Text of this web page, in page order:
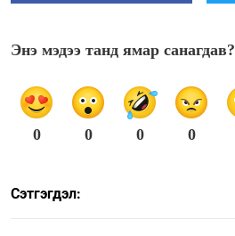
Энэ мэдээ танд ямар санагдав?
0 0 0 0
Сэтгэгдэл: